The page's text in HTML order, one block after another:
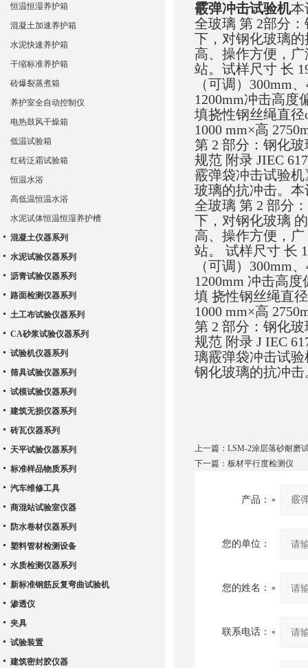
霰弹冲击试验机本
全玻璃 第 2部分
下，对钢化玻璃
高、操作方便，
站。试样尺寸 长
（可调）300mm
1200mm冲击高度
填挠性钢丝绳直径
1000 mm×高
第 2 部分：钢化玻
规范 附录 JIEC
霰弹袋冲击试验机
玻璃的抗冲击。 本
全玻璃 第 2 部分
下，对钢化玻璃
高、操作方便，
站。 试样尺寸 长
（可调）300mm
1200mm 冲击高
填 挠性钢丝绳直
1000 mm×高
第 2 部分：钢化玻
规范 附录 J IEC
璃霰弹袋冲击试验
钢化玻璃的抗冲击
上一篇： LSM-2涂层落砂耐磨
下一篇： 板材平行度检测仪
产品：
您的单位：
您的姓名：
联系电话：
恒温恒湿养护箱
混凝土加速养护箱
水泥快速养护箱
干缩标准养护箱
砖爆裂蒸煮箱
养护室全自动控制仪
电热鼓风干燥箱
低温试验箱
红砖泛霜试验箱
恒温水浴
高低温恒温水浴
水泥试体恒温恒湿养护槽
混凝土仪器系列
水泥试验仪器系列
沥青试验仪器系列
路面检测仪器系列
土工布试验仪器系列
CA砂浆试验仪器系列
试验机仪器系列
筛具试验仪器系列
试模试验仪器系列
建筑无损仪器系列
砖瓦仪器系列
天平试验仪器系列
标准样品物质系列
汽车维修工具
商混站试验室仪器
防水卷材仪器系列
塑料管材检测设备
水质检测仪器系列
新标准钢筋反复弯曲试验机
渗透仪
夹具
试验装置
建筑密封胶仪器